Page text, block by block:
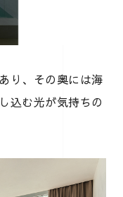
り、その奥には海
込む光が気持ちの